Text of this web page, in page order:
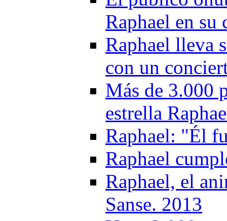
Raphael en
Raphael lleva
con un
Más de 3.000
estrella
Raphael: "Él
Raphael
Raphael, el
Sanse. 2013